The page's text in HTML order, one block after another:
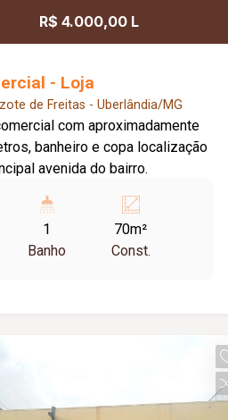
R$ 4.000,00 L
- Loja
de Freitas - Uberlândia/MG
com aproximadamente
banheiro e copa localização
avenida do bairro.
1
Banho
70m²
Const.